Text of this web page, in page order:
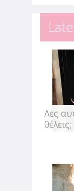
Λες
θέλεις;